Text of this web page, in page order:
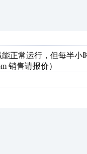
正常运行，但每半
销售请报价）